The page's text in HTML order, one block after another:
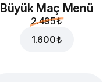
Büyük Maç Menü
2.495 ₺
1.600 ₺